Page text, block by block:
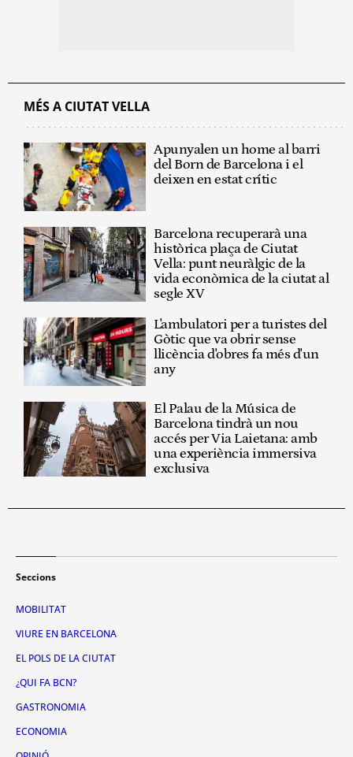
MÉS A CIUTAT VELLA
Apunyalen un home al barri
del Born de Barcelona i el
deixen en estat crític
Barcelona recuperarà una
històrica plaça de Ciutat
Vella: punt neuràlgic de la
vida econòmica de la ciutat al
segle XV
L'ambulatori per a turistes del
Gòtic que va obrir sense
llicència d'obres fa més d'un
any
El Palau de la Música de
Barcelona tindrà un nou
accés per Via Laietana: amb
una experiència immersiva
exclusiva
Seccions
MOBILITAT
VIURE EN BARCELONA
EL POLS DE LA CIUTAT
¿QUI FA BCN?
GASTRONOMIA
ECONOMIA